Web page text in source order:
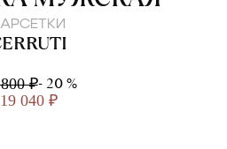
₽- 20 %
19 040 ₽